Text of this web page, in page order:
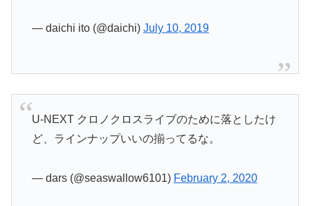
— daichi ito (@daichi) July 10, 2019
U-NEXT クロノクロスライブのために落としたけ
ど、ラインナップいいの揃ってるな。
— dars (@seaswallow6101) February 2, 2020